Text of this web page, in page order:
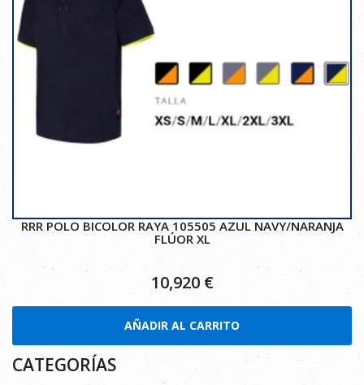
RRR POLO BICOLOR RAYA 105505 AZUL NAVY/NARANJA
FLÚOR XL
10,920 €
AÑADIR AL CARRITO
CATEGORÍAS